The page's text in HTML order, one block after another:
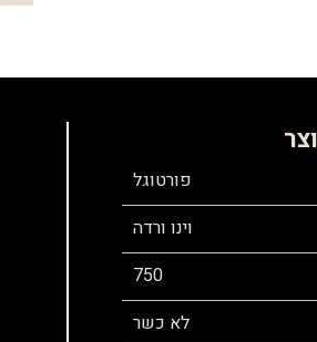
פורטוגל
וינו ורדה
750
לא כשר